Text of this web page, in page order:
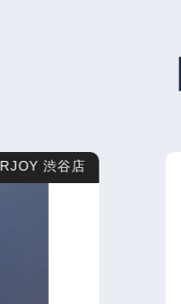
渋谷店